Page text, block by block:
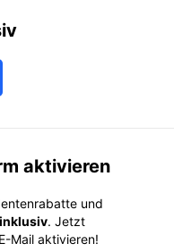
aktivieren
und
. Jetzt
Mail aktivieren!